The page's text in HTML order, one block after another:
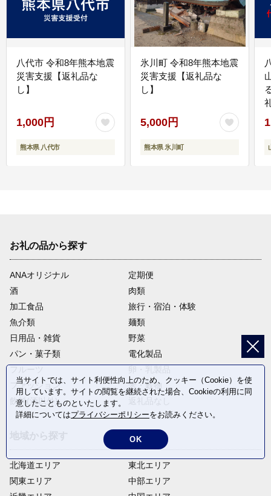
八代市 令和8年熊本地震
災害支援【返礼品な
し】
1,000円
熊本県 八代市
氷川町 令和8年熊本地震
災害支援【返礼品な
し】
5,000円
熊本県 氷川町
お礼の品から探す
ANAオリジナル
定期便
酒
肉類
加工食品
旅行・宿泊・体験
魚介類
麺類
日用品・雑貨
野菜
パン・菓子類
電化製品
ファッション
米・穀物
飲料(酒以外)
北海道エリア
関東エリア
東北エリア
中部エリア
当サイトでは、サイト利便性向上のため、クッキー（Cookie）を使
用しています。サイトの閲覧を継続された場合、Cookieの利用に同
意したことものといたします。
詳細についてはプライバシーポリシーをお読みください。
OK